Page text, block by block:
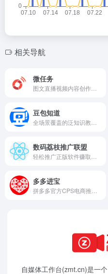
相关导航
微任务
豆包知道
数码荔枝推广联盟
多多进宝
自媒体工作台(zmt.cn)是一个